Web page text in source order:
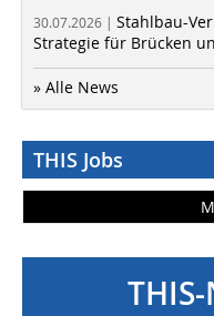
30.07.2026 | Stahlbau-
Strategie für Brücken
» Alle News
THIS Jobs